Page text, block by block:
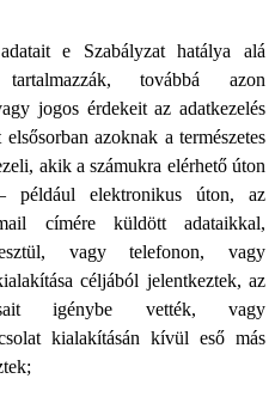
e Szabályzat hatálya alá
továbbá azon
jogos érdekeit az adatkezelés
azoknak a természetes
akik a számukra elérhető úton
például elektronikus úton, az
címére küldött adataikkal,
vagy telefonon, vagy
céljából jelentkeztek, az
igénybe vették, vagy
kialakításán kívül eső más